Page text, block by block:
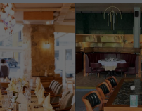
Kamsan Sandalye –
hatları ve sarıcı